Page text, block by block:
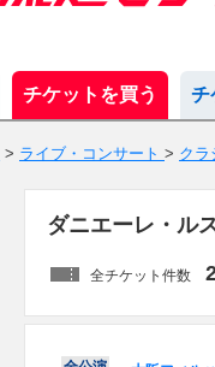
チケットを買う チ
> ライブ・コンサート > クラ
ダニエーレ・ル
全チケット件数